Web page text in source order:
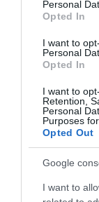
Personal
Opted In
I want to
Personal
Opted In
I want to
Retention,
Personal
Purposes
Opted Out
Google
I want to
NEM LEHET